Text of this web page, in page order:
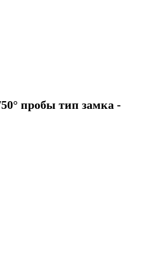
пробы тип замка -